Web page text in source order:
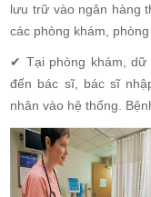
lưu trữ vào ngân hàng
các phòng khám, phòng
✔ Tại phòng khám, dữ
đến bác sĩ, bác sĩ
nhân vào hệ thống.